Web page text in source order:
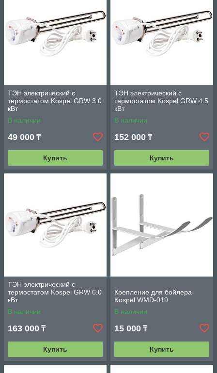
ТЭН электрический с
термостатом Kospel GRW 3.0
кВт
В наличии
49 000 ₸
Купить
ТЭН электрический с
термостатом Kospel GRW 4.5
кВт
В наличии
152 000 ₸
Купить
ТЭН электрический с
термостатом Kospel GRW 6.0
кВт
В наличии
163 000 ₸
Купить
Крепление для бойлера
Kospel WMD-019
В наличии
15 000 ₸
Купить